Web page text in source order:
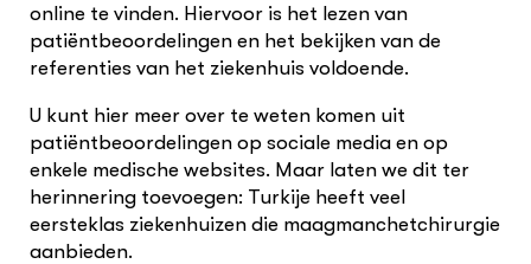
online te vinden. Hiervoor is het lezen van
patiëntbeoordelingen en het bekijken van de
referenties van het ziekenhuis voldoende.
U kunt hier meer over te weten komen uit
patiëntbeoordelingen op sociale media en op
enkele medische websites. Maar laten we dit ter
herinnering toevoegen: Turkije heeft veel
eersteklas ziekenhuizen die maagmanchetchirurgie
aanbieden.